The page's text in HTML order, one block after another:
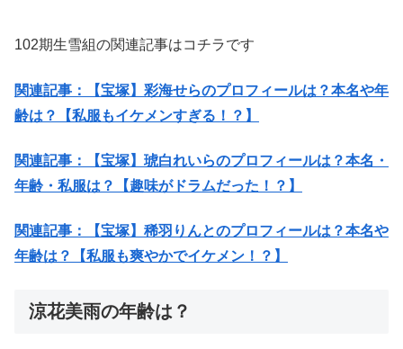
102期生雪組の関連記事はコチラです
関連記事：【宝塚】彩海せらのプロフィールは？本名や年
齢は？【私服もイケメンすぎる！？】
関連記事：【宝塚】琥白れいらのプロフィールは？本名・
年齢・私服は？【趣味がドラムだった！？】
関連記事：【宝塚】稀羽りんとのプロフィールは？本名や
年齢は？【私服も爽やかでイケメン！？】
涼花美雨の年齢は？